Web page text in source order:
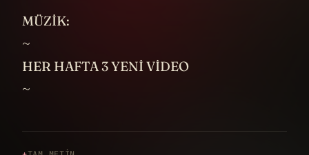
MÜZİK:
~
HER HAFTA 3 YENİ VİDEO
~